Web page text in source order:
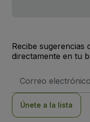
Recibe sugerencias
directamente en tu
de
Únete a la lista